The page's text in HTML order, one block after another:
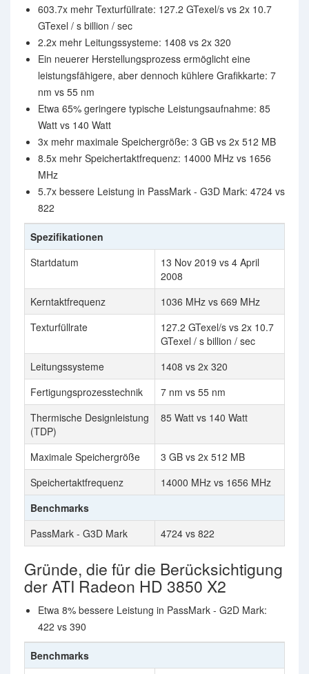
603.7x mehr Texturfüllrate: 127.2 GTexel/s vs 2x 10.7
GTexel / s billion / sec
2.2x mehr Leitungssysteme: 1408 vs 2x 320
Ein neuerer Herstellungsprozess ermöglicht eine
leistungsfähigere, aber dennoch kühlere Grafikkarte: 7
nm vs 55 nm
Etwa 65% geringere typische Leistungsaufnahme: 85
Watt vs 140 Watt
3x mehr maximale Speichergröße: 3 GB vs 2x 512 MB
8.5x mehr Speichertaktfrequenz: 14000 MHz vs 1656
MHz
5.7x bessere Leistung in PassMark - G3D Mark: 4724 vs
822
Spezifikationen
Startdatum
13 Nov 2019 vs 4 April
2008
Kerntaktfrequenz
1036 MHz vs 669 MHz
Texturfüllrate
127.2 GTexel/s vs 2x 10.7
GTexel / s billion / sec
Leitungssysteme
1408 vs 2x 320
Fertigungsprozesstechnik
7 nm vs 55 nm
Thermische Designleistung
(TDP)
85 Watt vs 140 Watt
Maximale Speichergröße
3 GB vs 2x 512 MB
Speichertaktfrequenz
14000 MHz vs 1656 MHz
Benchmarks
PassMark - G3D Mark
4724 vs 822
Gründe, die für die Berücksichtigung
der ATI Radeon HD 3850 X2
Etwa 8% bessere Leistung in PassMark - G2D Mark:
422 vs 390
Benchmarks